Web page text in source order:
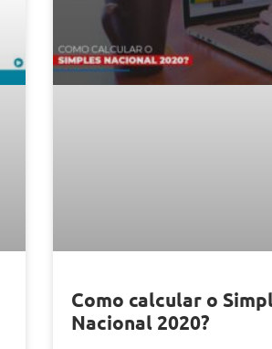
Como calcular o
Nacional 2020?